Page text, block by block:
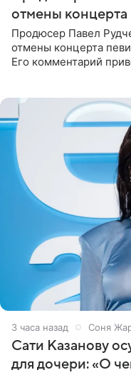
отмены концерта
Продюсер Павел
отмены концерта
Его комментарий
3 часа назад Соня
Сати Казанову
для дочери: «О